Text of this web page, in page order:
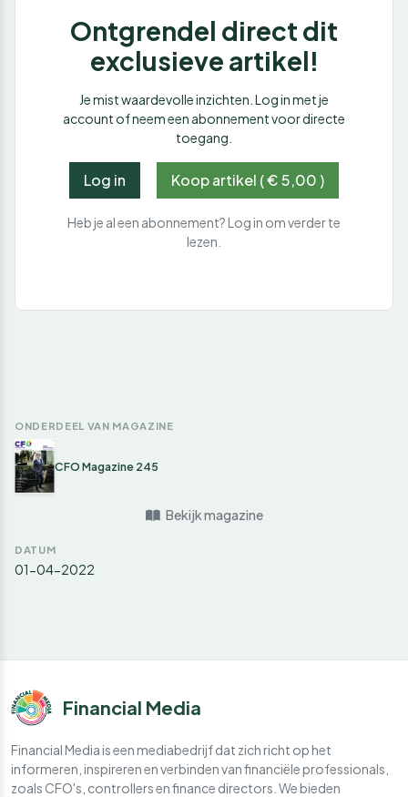
Ontgrendel direct dit
exclusieve artikel!
Je mist waardevolle inzichten. Log in met je
account of neem een abonnement voor directe
toegang.
Log in Koop artikel ( € 5,00 )
Heb je al een abonnement? Log in om verder te
lezen.
ONDERDEEL VAN MAGAZINE
CFO Magazine 245
Bekijk magazine
DATUM
01-04-2022
Financial Media
Financial Media is een mediabedrijf dat zich richt op het
informeren, inspireren en verbinden van financiële professionals,
zoals CFO's, controllers en finance directors. We bieden